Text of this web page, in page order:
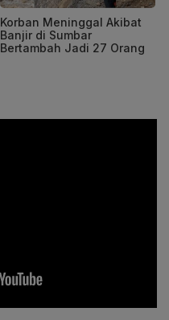
Korban Meninggal Akibat
Banjir di Sumbar
Bertambah Jadi 27 Orang